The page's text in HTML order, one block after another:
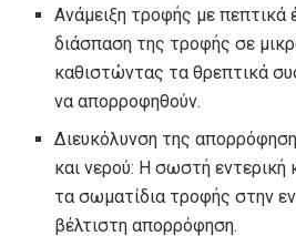
Ανάμειξη τροφής με πεπτικά
διάσπαση της τροφής σε
καθιστώντας τα θρεπτικά
να απορροφηθούν.
Διευκόλυνση της
και νερού: Η σωστή εντερική
τα σωματίδια τροφής στην
βέλτιστη απορρόφηση.